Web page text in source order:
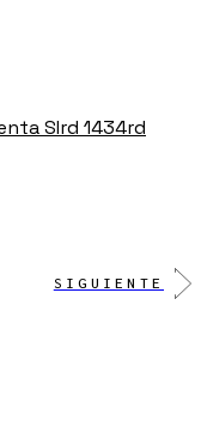
SIrd 1434rd
SIGUIENTE